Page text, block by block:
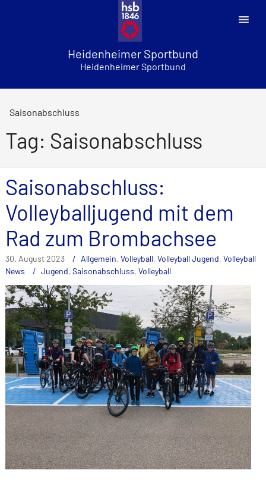
Heidenheimer Sportbund
Heidenheimer Sportbund
Saisonabschluss
Tag: Saisonabschluss
Saisonabschluss:
Volleyballjugend mit dem
Rad zum Brombachsee
30. August 2023 Allgemein, Volleyball, Volleyball Jugend, Volleyball
News
Jugend, Saisonabschluss, Volleyball